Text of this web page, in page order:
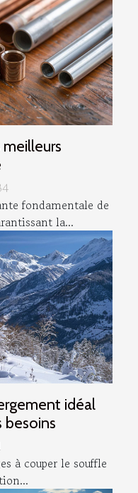
fondamentale de
la...
idéal
à couper le souffle